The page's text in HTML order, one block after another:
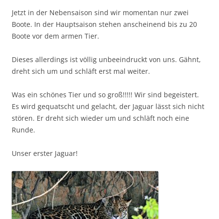
Jetzt in der Nebensaison sind wir momentan nur zwei
Boote. In der Hauptsaison stehen anscheinend bis zu 20
Boote vor dem armen Tier.
Dieses allerdings ist völlig unbeeindruckt von uns. Gähnt,
dreht sich um und schläft erst mal weiter.
Was ein schönes Tier und so groß!!!!! Wir sind begeistert.
Es wird gequatscht und gelacht, der Jaguar lässt sich nicht
stören. Er dreht sich wieder um und schläft noch eine
Runde.
Unser erster Jaguar!